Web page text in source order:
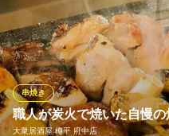
お子様からご年配の方まで、
メニューが自慢です。お刺身
をバランスよく盛り込んだ御
い華やかさ。素材の持ち味を
もてなしいたします。
夢庵 府中押立町店
職人が炭火で焼いた自慢の
大衆居酒屋 樽平 府中店
串焼き